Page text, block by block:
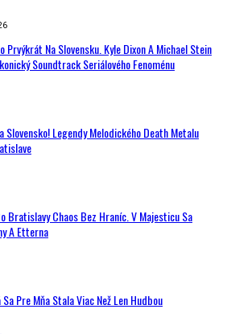
Prvýkrát Na Slovensku. Kyle Dixon A Michael Stein
Soundtrack Seriálového Fenoménu
Slovensko! Legendy Melodického Death Metalu
Bratislavy Chaos Bez Hraníc. V Majesticu Sa
A Etterna
Pre Mňa Stala Viac Než Len Hudbou